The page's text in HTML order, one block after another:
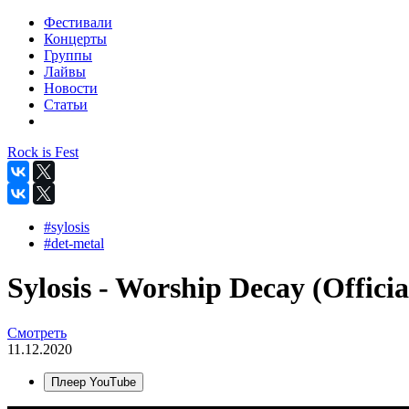
Фестивали
Концерты
Группы
Лайвы
Новости
Статьи
Rock is Fest
#sylosis
#det-metal
Sylosis - Worship Decay
Смотреть
11.12.2020
Плеер YouTube